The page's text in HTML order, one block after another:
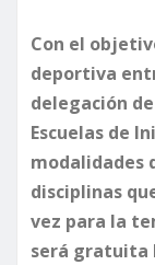
Con el
deportiva
delegación
Escuelas de
modalidades
disciplinas
vez para la
será gratuita